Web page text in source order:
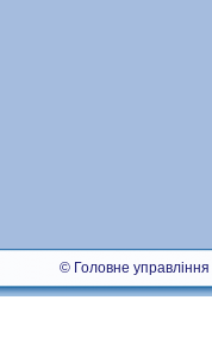
© Головне управління